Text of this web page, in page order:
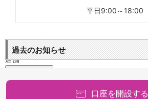
金利
店舗・ATM
店舗
北海道
平日9:00～18:00
過去のお知らせ
口座を開設する